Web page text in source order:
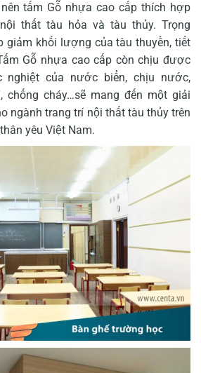
tấm Gỗ nhựa cao cấp thích hợp
thất tàu hỏa và tàu thủy. Trọng
giảm khối lượng của tàu thuyền, tiết
Gỗ nhựa cao cấp còn chịu được
nghiệt của nước biển, chịu nước,
chống cháy…sẽ mang đến một giải
ngành trang trí nội thất tàu thủy trên
yêu Việt Nam.